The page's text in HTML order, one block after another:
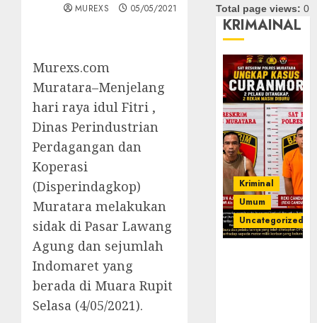
MUREXS 05/05/2021
Murexs.com
Muratara–Menjelang
hari raya idul Fitri ,
Dinas Perindustrian
Perdagangan dan
Koperasi
(Disperindagkop)
Muratara melakukan
sidak di Pasar Lawang
Agung dan sejumlah
Indomaret yang
berada di Muara Rupit
Selasa (4/05/2021).
Total page views:0
KRIMAINAL
Kriminal
Umum
Uncategorized